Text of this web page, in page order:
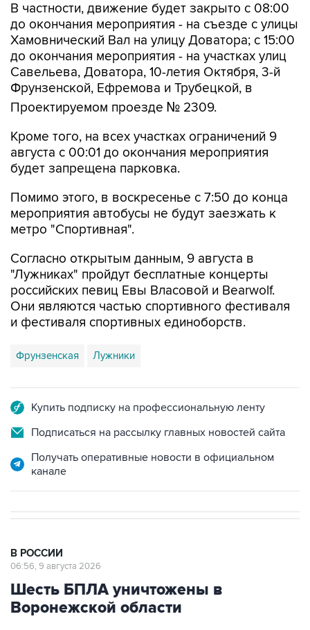
В частности, движение будет закрыто с 08:00
до окончания мероприятия - на съезде с улицы
Хамовнический Вал на улицу Доватора; с 15:00
до окончания мероприятия - на участках улиц
Савельева, Доватора, 10-летия Октября, 3-й
Фрунзенской, Ефремова и Трубецкой, в
Проектируемом проезде № 2309.
Кроме того, на всех участках ограничений 9
августа с 00:01 до окончания мероприятия
будет запрещена парковка.
Помимо этого, в воскресенье с 7:50 до конца
мероприятия автобусы не будут заезжать к
метро "Спортивная".
Согласно открытым данным, 9 августа в
"Лужниках" пройдут бесплатные концерты
российских певиц Евы Власовой и Bearwolf.
Они являются частью спортивного фестиваля
и фестиваля спортивных единоборств.
Фрунзенская Лужники
Купить подписку на профессиональную ленту
Подписаться на рассылку главных новостей сайта
Получать оперативные новости в официальном
канале
В РОССИИ
06:56, 9 августа 2026
Шесть БПЛА уничтожены в
Воронежской области